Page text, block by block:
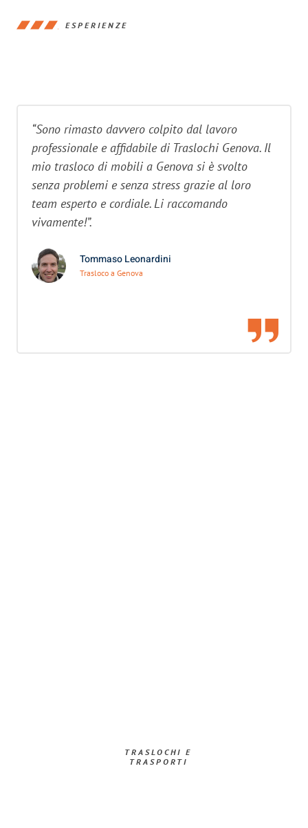
ESPERIENZE
“Sono rimasto davvero colpito dal lavoro
professionale e affidabile di Traslochi Genova. Il
mio trasloco di mobili a Genova si è svolto
senza problemi e senza stress grazie al loro
team esperto e cordiale. Li raccomando
vivamente!”.
Tommaso Leonardini
Trasloco a Genova
TRASLOCHI E
TRASPORTI​